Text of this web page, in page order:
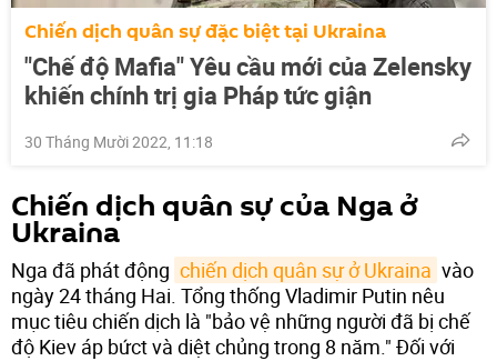
Chiến dịch quân sự đặc biệt tại Ukraina
"Chế độ Mafia" Yêu cầu mới của Zelensky
khiến chính trị gia Pháp tức giận
30 Tháng Mười 2022, 11:18
Chiến dịch quân sự của Nga ở
Ukraina
Nga đã phát động chiến dịch quân sự ở Ukraina vào
ngày 24 tháng Hai. Tổng thống Vladimir Putin nêu
mục tiêu chiến dịch là "bảo vệ những người đã bị chế
độ Kiev áp bứct và diệt chủng trong 8 năm." Đối với